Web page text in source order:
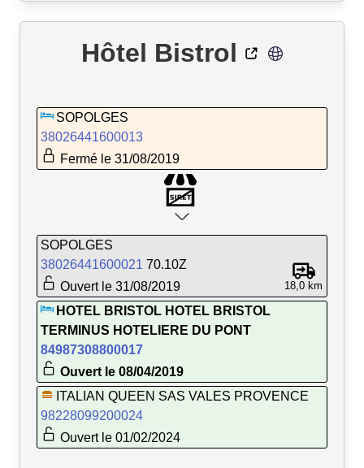
Hôtel Bistrol
SOPOLGES
38026441600013
Fermé le 31/08/2019
SOPOLGES
38026441600021 70.10Z
Ouvert le 31/08/2019
18,0 km
HOTEL BRISTOL HOTEL BRISTOL
TERMINUS HOTELIERE DU PONT
84987308800017
Ouvert le 08/04/2019
ITALIAN QUEEN SAS VALES PROVENCE
98228099200024
Ouvert le 01/02/2024